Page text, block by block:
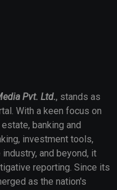
Pvt. Ltd., stands as
With a keen focus on
banking and
investment tools,
and beyond, it
reporting. Since its
as the nation's